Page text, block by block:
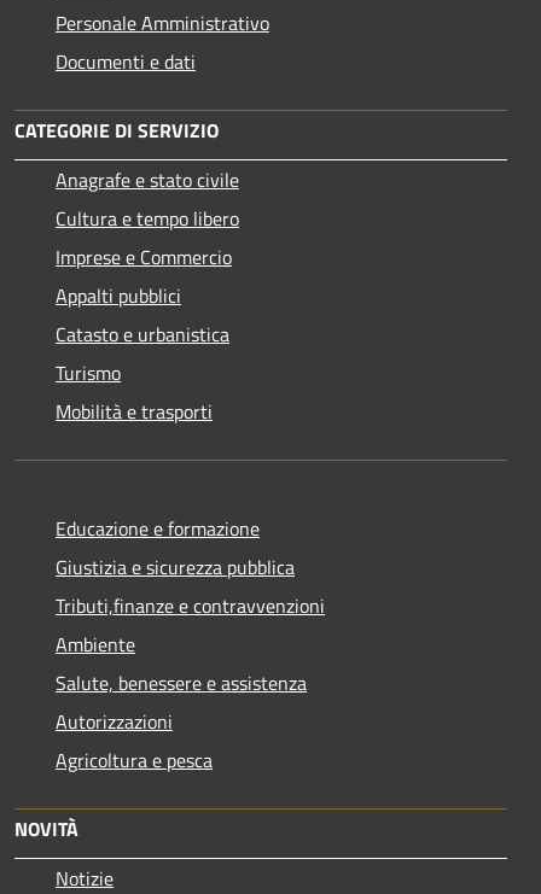
Personale Amministrativo
Documenti e dati
CATEGORIE DI SERVIZIO
Anagrafe e stato civile
Cultura e tempo libero
Imprese e Commercio
Appalti pubblici
Catasto e urbanistica
Turismo
Mobilità e trasporti
Educazione e formazione
Giustizia e sicurezza pubblica
Tributi,finanze e contravvenzioni
Ambiente
Salute, benessere e assistenza
Autorizzazioni
Agricoltura e pesca
NOVITÀ
Notizie